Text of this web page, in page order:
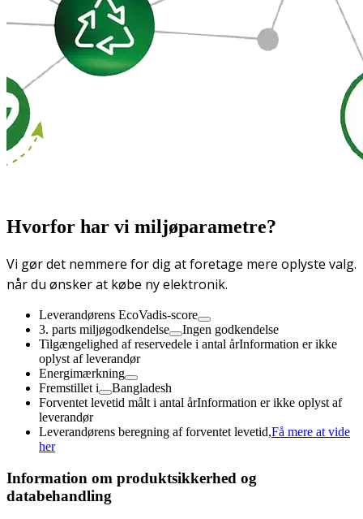
Hvorfor har vi miljøparametre?
Vi gør det nemmere for dig at foretage mere oplyste valg.
når du ønsker at købe ny elektronik.
Leverandørens EcoVadis-score
3. parts miljøgodkendelse
Ingen godkendelse
Tilgængelighed af reservedele i antal årInformation er ikke
oplyst af leverandør
Energimærkning
Fremstillet i
Bangladesh
Forventet levetid målt i antal årInformation er ikke oplyst af
leverandør
Leverandørens beregning af forventet levetid,Få mere at vide
her
Information om produktsikkerhed og
databehandling